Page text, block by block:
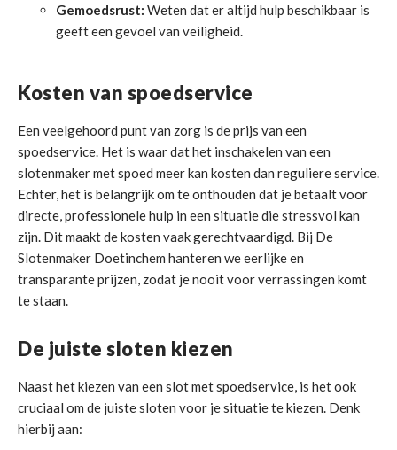
Gemoedsrust: Weten dat er altijd hulp beschikbaar is
geeft een gevoel van veiligheid.
Kosten van spoedservice
Een veelgehoord punt van zorg is de prijs van een
spoedservice. Het is waar dat het inschakelen van een
slotenmaker met spoed meer kan kosten dan reguliere service.
Echter, het is belangrijk om te onthouden dat je betaalt voor
directe, professionele hulp in een situatie die stressvol kan
zijn. Dit maakt de kosten vaak gerechtvaardigd. Bij De
Slotenmaker Doetinchem hanteren we eerlijke en
transparante prijzen, zodat je nooit voor verrassingen komt
te staan.
De juiste sloten kiezen
Naast het kiezen van een slot met spoedservice, is het ook
cruciaal om de juiste sloten voor je situatie te kiezen. Denk
hierbij aan: